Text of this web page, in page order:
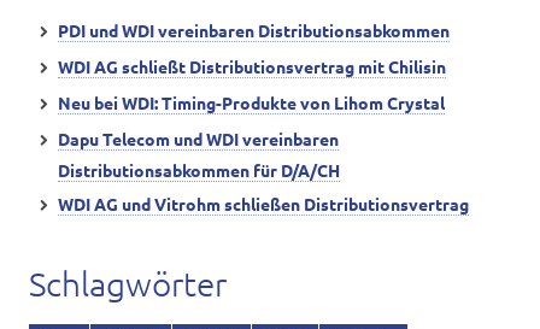
PDI und WDI vereinbaren Distributionsabkommen
WDI AG schließt Distributionsvertrag mit Chilisin
Neu bei WDI: Timing-Produkte von Lihom Crystal
Dapu Telecom und WDI vereinbaren
Distributionsabkommen für D/A/CH
WDI AG und Vitrohm schließen Distributionsvertrag
Schlagwörter